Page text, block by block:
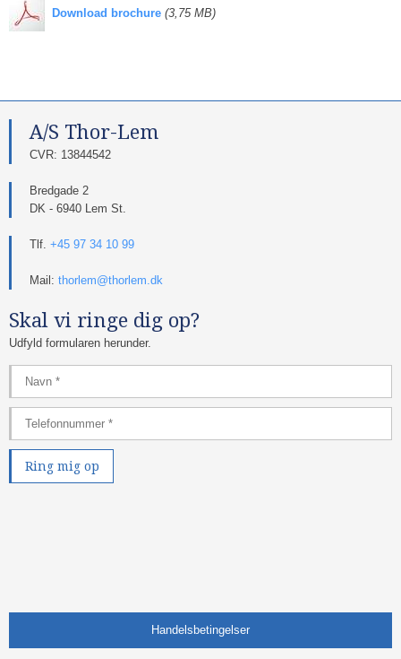
Download brochure (3,75 MB)
A/S Thor-Lem​
​CVR: 13844542​
Bredgade 2
DK - 6940 Lem St.
Tlf. +45 97 34 10 99
Mail: thorlem@thorlem.dk
Skal vi ringe dig op?
Udfyld formularen herunder.​
Handelsbetingelser